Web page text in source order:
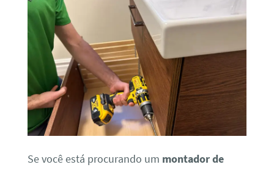
Se você está procurando um montador de